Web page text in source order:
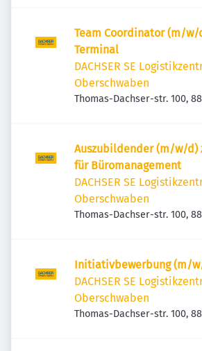
Team Coordinator (m/w/
Terminal
DACHSER SE
Oberschwaben
Thomas-Dachser-str. 100,
Auszubildender (m/w/d)
für Büromanagement
DACHSER SE
Oberschwaben
Thomas-Dachser-str. 100,
Initiativbewerbung (m/
DACHSER SE
Oberschwaben
Thomas-Dachser-str. 100,